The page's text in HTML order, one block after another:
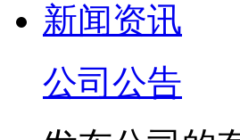
新闻资讯
公司公告